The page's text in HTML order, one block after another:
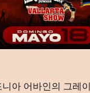
니아 어바인의 그레